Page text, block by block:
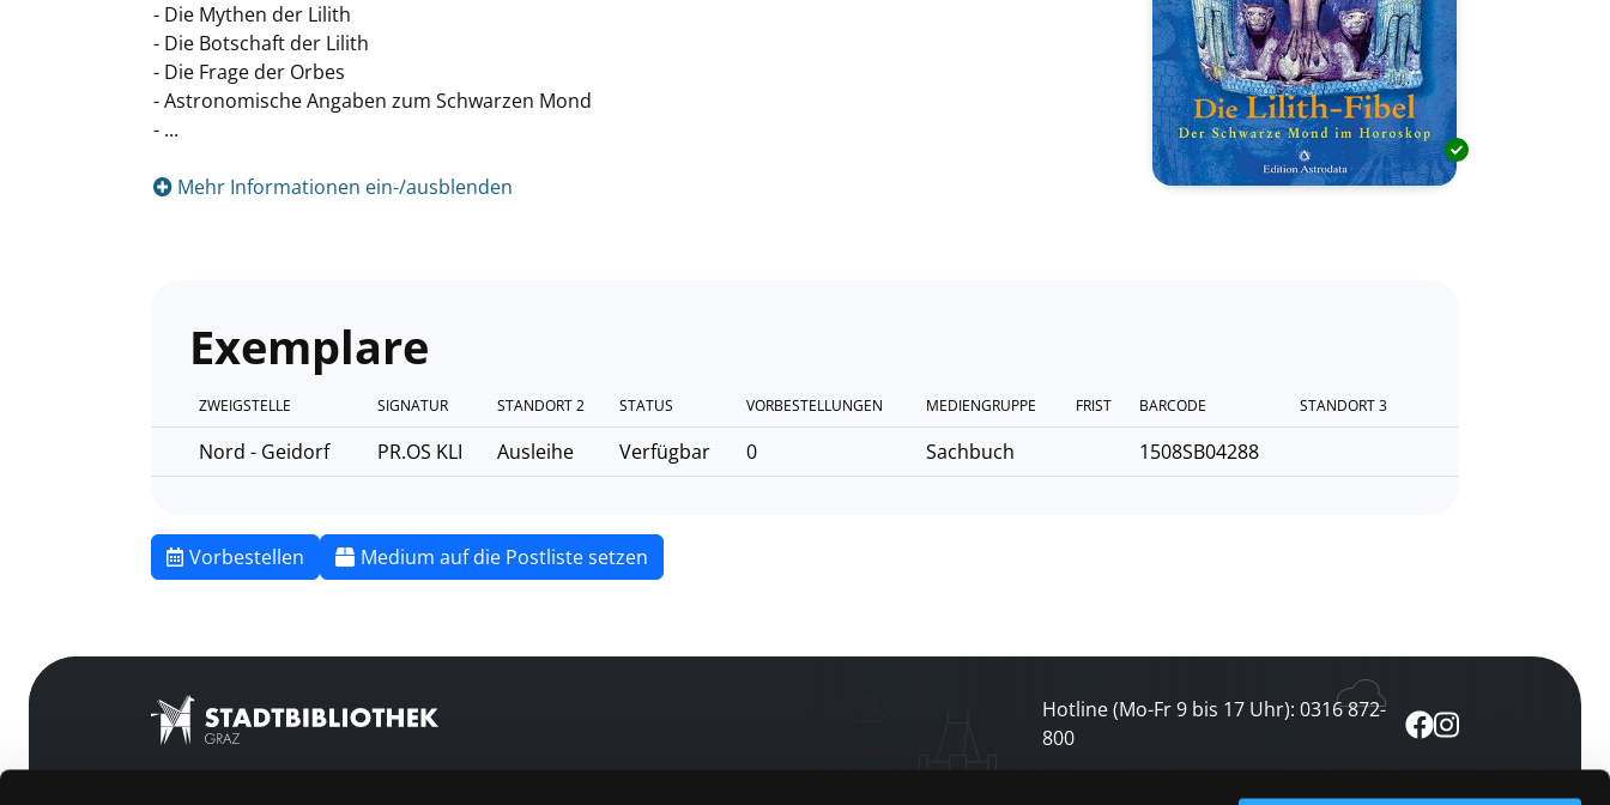
- Die Mythen der Lilith
- Die Botschaft der Lilith
- Die Frage der Orbes
- Astronomische Angaben zum Schwarzen Mond
- ...
Mehr Informationen ein-/ausblenden
Exemplare
ZWEIGSTELLE SIGNATUR STANDORT 2 STATUS VORBESTELLUNGEN MEDIENGRUPPE FRIST BARCODE STANDORT 3
Nord - Geidorf PR.OS KLI Ausleihe Verfügbar 0 Sachbuch 1508SB04288
Vorbestellen Medium auf die Postliste setzen
Hotline (Mo-Fr 9 bis 17 Uhr): 0316 872-
800